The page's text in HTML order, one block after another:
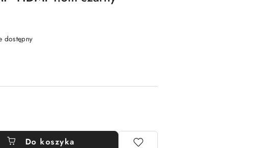
dostępny
Do koszyka